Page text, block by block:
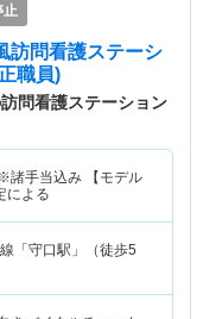
止
訪問看護ステーシ
職員)
問看護ステーション
諸手当込み 【モデル
による
「守口駅」（徒歩5